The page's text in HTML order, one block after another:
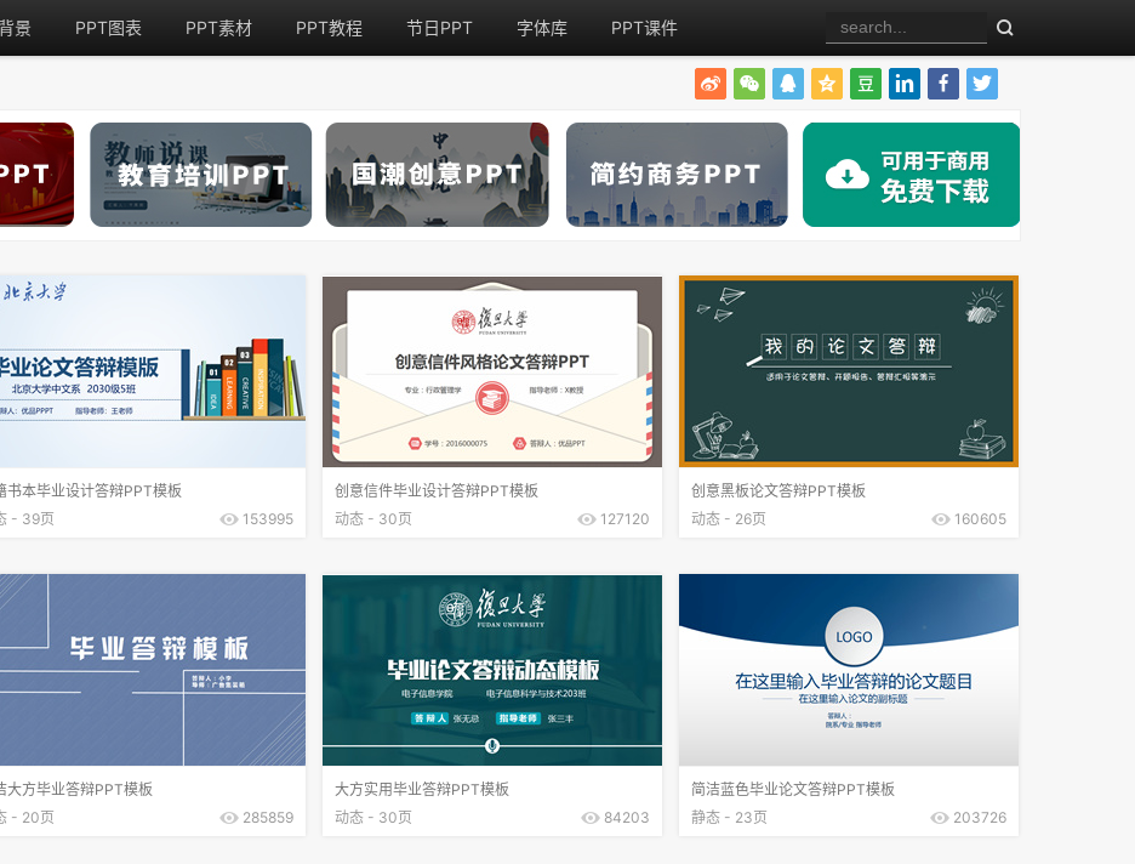
景 PPT图表 PPT素材 PPT教程 节日PPT 字体库 PPT课件
书本毕业设计答辩PPT模板
- 39页
153995
创意信件毕业设计答辩PPT模板
动态 - 30页
127120
创意黑板论文答辩PPT模板
动态 - 26页
160605
大方毕业答辩PPT模板
- 20页
285859
大方实用毕业答辩PPT模板
动态 - 30页
84203
简洁蓝色毕业论文答辩PPT模板
静态 - 23页
203726